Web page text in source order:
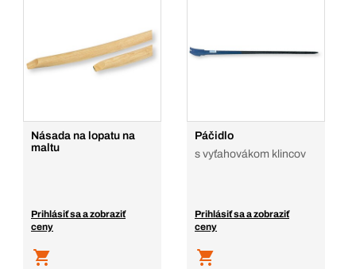
Násada na lopatu na
maltu
Prihlásiť sa a zobraziť
ceny
Páčidlo
s vyťahovákom klincov
Prihlásiť sa a zobraziť
ceny